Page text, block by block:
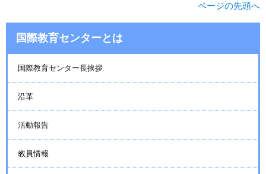
ページの先頭へ
国際教育センターとは
国際教育センター長挨拶
沿革
活動報告
教員情報